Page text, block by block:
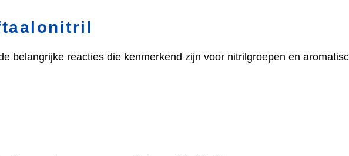
belangrijke reacties die kenmerkend zijn voor nitrilgroepen en